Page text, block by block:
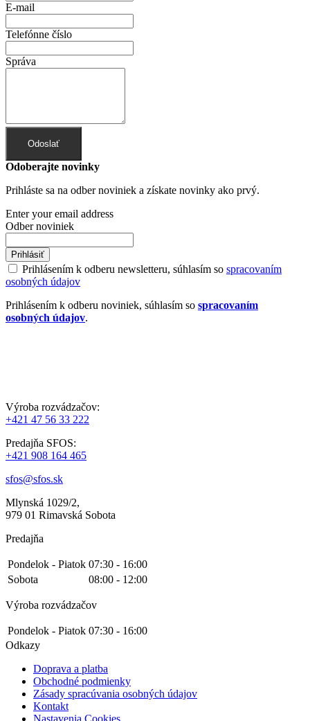
E-mail
Telefónne číslo
Správa
Odoslať
Odoberajte novinky
Prihláste sa na odber noviniek a získate novinky ako prvý.
Enter your email address
Odber noviniek
Prihlásiť
Prihlásením k odberu newsletteru, súhlasím so spracovaním
osobných údajov
Prihlásením k odberu noviniek, súhlasím so spracovaním
osobných údajov.
Výroba rozvádzačov:
+421 47 56 33 222
Predajňa SFOS:
+421 908 164 465
sfos@sfos.sk
Mlynská 1029/2,
979 01 Rimavská Sobota
Predajňa
Pondelok - Piatok 07:30 - 16:00
Sobota
08:00 - 12:00
Výroba rozvádzačov
Pondelok - Piatok 07:30 - 16:00
Odkazy
Doprava a platba
Obchodné podmienky
Zásady spracúvania osobných údajov
Kontakt
Nastavenia Cookies